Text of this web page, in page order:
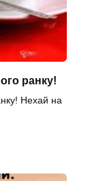
ранку!
Нехай на